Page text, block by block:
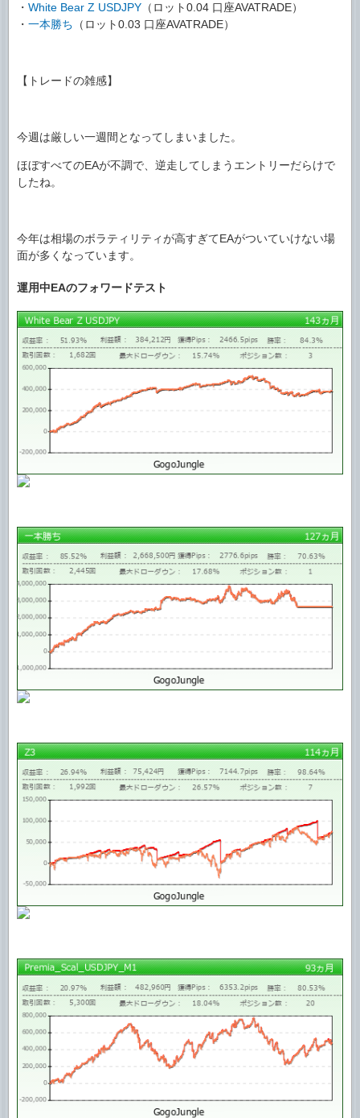
・ White Bear Z USDJPY （ロット0.04 口座AVATRADE）
・ 一本勝ち （ロット0.03 口座AVATRADE）
【トレードの雑感】
今週は厳しい一週間となってしまいました。
ほぼすべてのEAが不調で、逆走してしまうエントリーだらけで
したね。
今年は相場のボラティリティが高すぎてEAがついていけない場
面が多くなっています。
運用中EAのフォワードテスト